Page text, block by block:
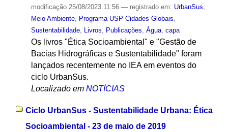
modificação25/08/2023 11:56 — registrado em: UrbanSus,
Meio Ambiente, Programa USP Cidades Globais,
Sustentabilidade, Livros, Publicações, Água, capa
Os livros "Ética Socioambiental" e "Gestão de
Bacias Hidrográficas e Sustentabilidade" foram
lançados recentemente no IEA em eventos do
ciclo UrbanSus.
Localizado em NOTÍCIAS
Ciclo UrbanSus - Sustentabilidade Urbana: Ética
Socioambiental - 23 de maio de 2019